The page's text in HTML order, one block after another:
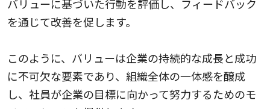
バリューに基づいた行動を評価し、フィードバック
を通じて改善を促します。
このように、バリューは企業の持続的な成長と成功
に不可欠な要素であり、組織全体の一体感を醸成
し、社員が企業の目標に向かって努力するためのモ